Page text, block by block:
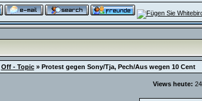
Off - Topic» Protest gegen Sony/Tja, Pech/Aus wegen 10 Cent
Views heute: